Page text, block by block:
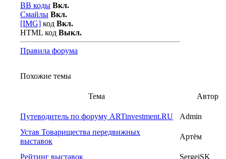
BB коды Вкл.
Смайлы Вкл.
[IMG] код Вкл.
HTML код Выкл.
Правила форума
Похожие темы
Тема Автор
Путеводитель по форуму ARTinvestment.RU
Admin
Устав Товарищества передвижных
выставок
Артём
Рейтинг выставок
SergeiSK